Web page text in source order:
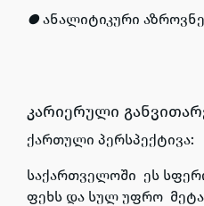
●ანალიტიკური
კარიერული
ქართული პერსპექტივა:
საქართველოში ეს
ფეხს და სულ უფრო